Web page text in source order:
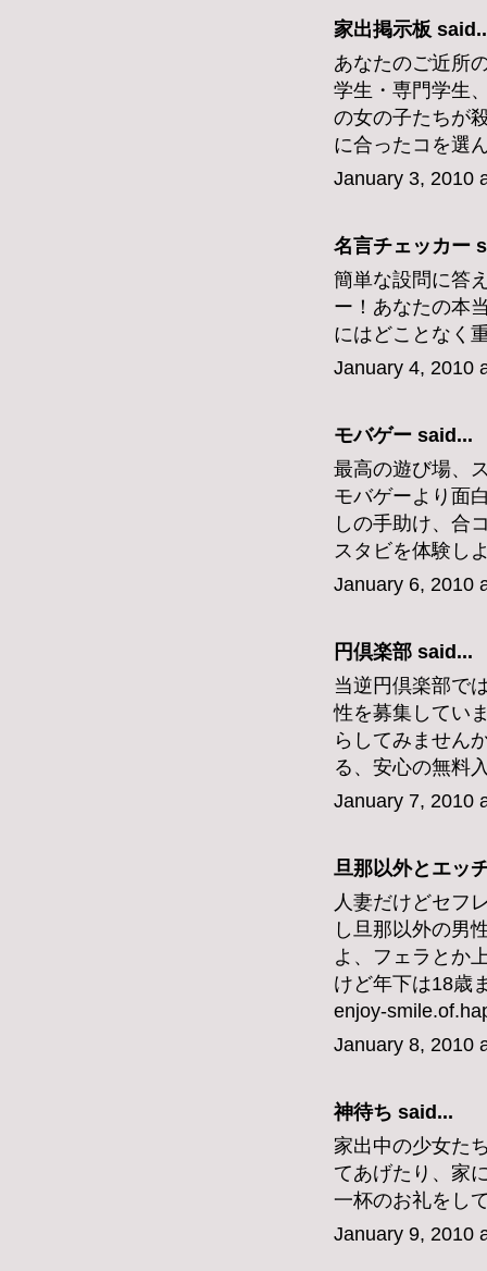
家出掲示板
あなたのご近所
学生・専門学生
の女の子たちが
に合ったコを選
January 3, 2010
名言チェッカー
簡単な設問に答
ー！あなたの本
にはどことなく
January 4, 2010
モバゲー said...
最高の遊び場、
モバゲーより面
しの手助け、合
スタビを体験し
January 6, 2010
円倶楽部 said...
当逆円倶楽部で
性を募集してい
らしてみません
る、安心の無料
January 7, 2010
旦那以外とエッ
人妻だけどセフ
し旦那以外の男
よ、フェラとか
けど年下は18歳
enjoy-
January 8, 2010
神待ち said...
家出中の少女た
てあげたり、家
一杯のお礼をし
January 9, 2010